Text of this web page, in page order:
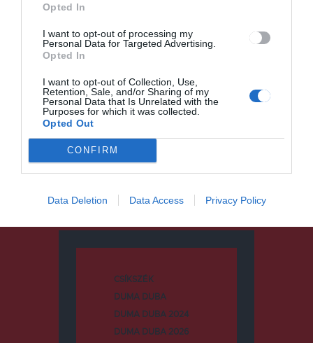
Opted In
I want to opt-out of processing my
Personal Data for Targeted Advertising.
Opted In
I want to opt-out of Collection, Use,
Retention, Sale, and/or Sharing of my
Personal Data that Is Unrelated with the
Purposes for which it was collected.
Opted Out
CONFIRM
Data Deletion Data Access Privacy Policy
Keresés
Keresés:
CSÍKSZÉK
DUMA DUBA
DUMA DUBA 2024
DUMA DUBA 2026